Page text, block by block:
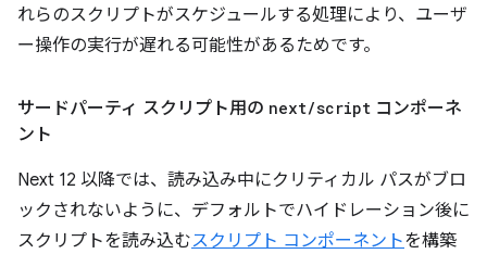
れらのスクリプトがスケジュールする処理により、ユーザ
ー操作の実行が遅れる可能性があるためです。
サードパーティ スクリプト用の next/script コンポーネ
ント
Next 12 以降では、読み込み中にクリティカル パスがブロ
ックされないように、デフォルトでハイドレーション後に
スクリプトを読み込むスクリプト コンポーネントを構築